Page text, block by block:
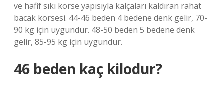
ve hafif sıkı korse yapısıyla kalçaları kaldıran rahat
bacak korsesi. 44-46 beden 4 bedene denk gelir, 70-
90 kg için uygundur. 48-50 beden 5 bedene denk
gelir, 85-95 kg için uygundur.
46 beden kaç kilodur?